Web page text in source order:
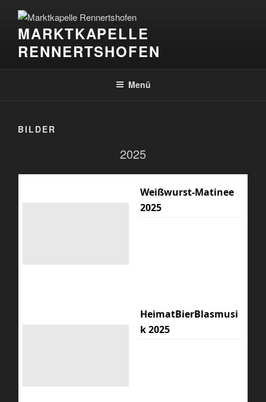
Inhalt
springenMARKTKAPELLE
RENNERTSHOFEN
Menü
BILDER
2025
Weißwurst-Matinee
2025
HeimatBierBlasmusi
k 2025